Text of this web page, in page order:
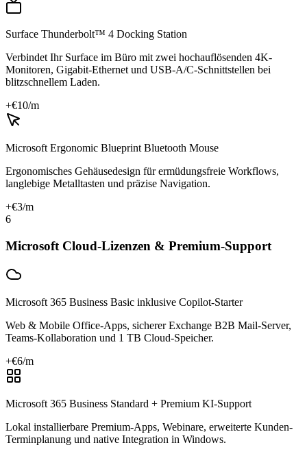
Surface Thunderbolt™ 4 Docking Station
Verbindet Ihr Surface im Büro mit zwei hochauflösenden 4K-
Monitoren, Gigabit-Ethernet und USB-A/C-Schnittstellen bei
blitzschnellem Laden.
+€10/m
Microsoft Ergonomic Blueprint Bluetooth Mouse
Ergonomisches Gehäusedesign für ermüdungsfreie Workflows,
langlebige Metalltasten und präzise Navigation.
+€3/m
6
Microsoft Cloud-Lizenzen & Premium-Support
Microsoft 365 Business Basic inklusive Copilot-Starter
Web & Mobile Office-Apps, sicherer Exchange B2B Mail-Server,
Teams-Kollaboration und 1 TB Cloud-Speicher.
+€6/m
Microsoft 365 Business Standard + Premium KI-Support
Lokal installierbare Premium-Apps, Webinare, erweiterte Kunden-
Terminplanung und native Integration in Windows.